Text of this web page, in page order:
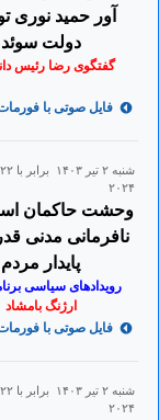
آور حمید نوری
دولت سوئد
گفتگوی رضا رئیس
فایل صوتی با
۲۰۲۴
وحشت حاکمان
نافرمانی مدنی
پایدار مردم
رویدادهای سیاسی
ارژنگ بامشاد
فایل صوتی با
۲۰۲۴